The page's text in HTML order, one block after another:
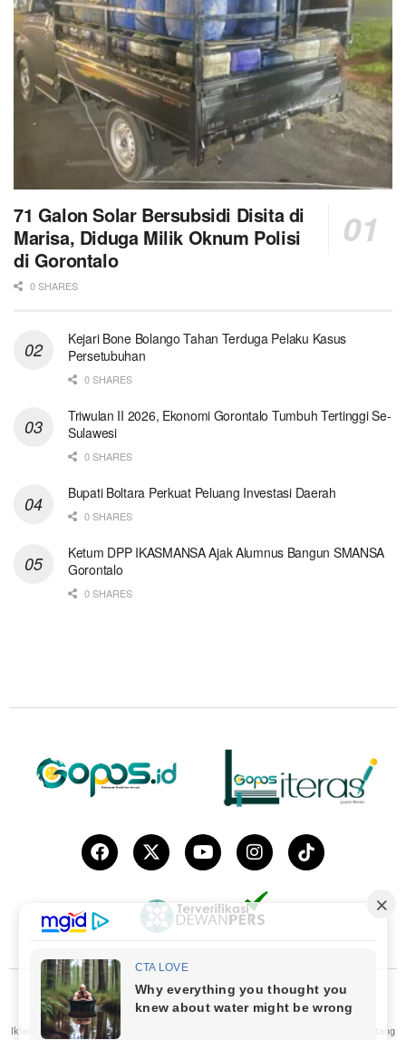
71 Galon Solar Bersubsidi Disita di
Marisa, Diduga Milik Oknum Polisi
di Gorontalo
0 SHARES
Kejari Bone Bolango Tahan Terduga Pelaku Kasus
Persetubuhan
0 SHARES
Triwulan II 2026, Ekonomi Gorontalo Tumbuh Tertinggi Se-
Sulawesi
0 SHARES
Bupati Boltara Perkuat Peluang Investasi Daerah
0 SHARES
Ketum DPP IKASMANSA Ajak Alumnus Bangun SMANSA
Gorontalo
0 SHARES
© 2019 – 2023Gopos.id| Gopos Media Online Indonesia | Gorontalo.
Iklan
| Karir|Pedoman Media Cyber
Tentang